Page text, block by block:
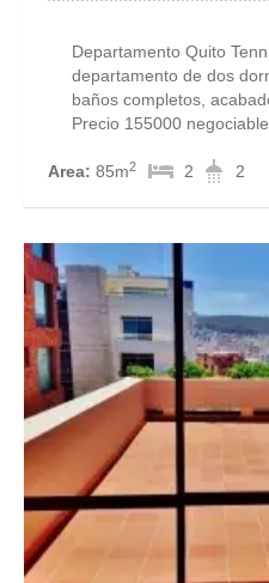
Departamento Quito
departamento de dos
baños completos,
Precio 155000 negociable.
Area: 85m2 2 2